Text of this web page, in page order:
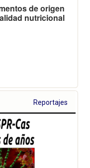
de origen
nutricional
Reportajes